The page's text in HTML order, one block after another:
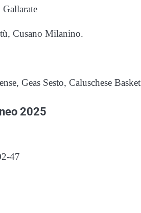
Cusano Milanino.
Geas Sesto, Caluschese Basket
2025
47